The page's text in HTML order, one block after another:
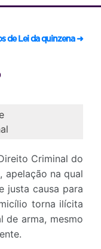
de Lei da quinzena ➜
Criminal do
apelação na qual
justa causa para
torna ilícita
de arma, mesmo